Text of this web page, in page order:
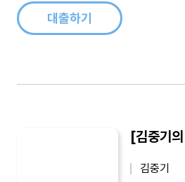
것을 먼저 생각..
대출하기
김중기